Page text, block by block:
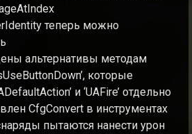
теперь можно
альтернативы методам
которые
и ‘UAFire’ отдельно
CfgConvert в инструментах
пытаются нанести урон